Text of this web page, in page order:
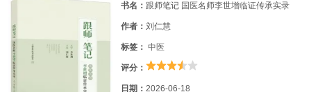
书名： 跟师笔记 国医名师李世增临证传承实录
作者： 刘仁慧
标签： 中医
评分：
日期： 2026-06-18